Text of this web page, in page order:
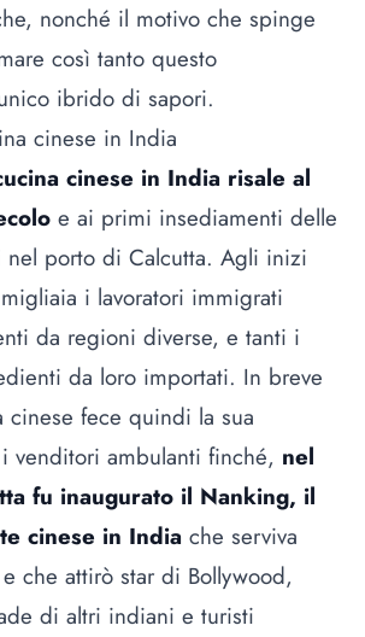
nonché il motivo che spinge
così tanto questo
ibrido di sapori.
cinese in India
cinese in India risale al
e ai primi insediamenti delle
nel porto di Calcutta. Agli inizi
i lavoratori immigrati
da regioni diverse, e tanti i
da loro importati. In breve
cinese fece quindi la sua
venditori ambulanti finché, nel
fu inaugurato il Nanking, il
cinese in India che serviva
che attirò star di Bollywood,
di altri indiani e turisti